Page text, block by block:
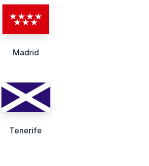
Madrid
Tenerife